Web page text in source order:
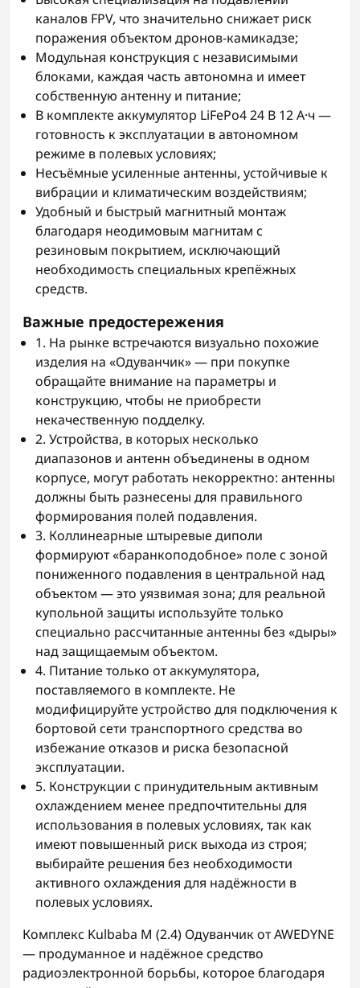
каналов FPV, что значительно снижает риск
поражения объектом дронов-камикадзе;
Модульная конструкция с независимыми
блоками, каждая часть автономна и имеет
собственную антенну и питание;
В комплекте аккумулятор LiFePo4 24 В 12 А·ч —
готовность к эксплуатации в автономном
режиме в полевых условиях;
Несъёмные усиленные антенны, устойчивые к
вибрации и климатическим воздействиям;
Удобный и быстрый магнитный монтаж
благодаря неодимовым магнитам с
резиновым покрытием, исключающий
необходимость специальных крепёжных
средств.
Важные предостережения
1. На рынке встречаются визуально похожие
изделия на «Одуванчик» — при покупке
обращайте внимание на параметры и
конструкцию, чтобы не приобрести
некачественную подделку.
2. Устройства, в которых несколько
диапазонов и антенн объединены в одном
корпусе, могут работать некорректно: антенны
должны быть разнесены для правильного
формирования полей подавления.
3. Коллинеарные штыревые диполи
формируют «баранкоподобное» поле с зоной
пониженного подавления в центральной над
объектом — это уязвимая зона; для реальной
купольной защиты используйте только
специально рассчитанные антенны без «дыры»
над защищаемым объектом.
4. Питание только от аккумулятора,
поставляемого в комплекте. Не
модифицируйте устройство для подключения к
бортовой сети транспортного средства во
избежание отказов и риска безопасной
эксплуатации.
5. Конструкции с принудительным активным
охлаждением менее предпочтительны для
использования в полевых условиях, так как
имеют повышенный риск выхода из строя;
выбирайте решения без необходимости
активного охлаждения для надёжности в
полевых условиях.
Комплекс Kulbaba M (2.4) Одуванчик от AWEDYNE
— продуманное и надёжное средство
радиоэлектронной борьбы, которое благодаря